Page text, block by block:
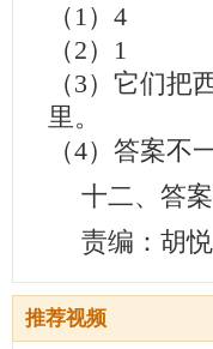
（1）4
（2）1
（3）它们
里。
（4）答案不
十二、答
责编：胡悦
推荐视频